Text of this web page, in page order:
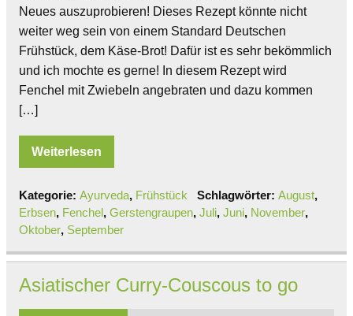
Neues auszuprobieren! Dieses Rezept könnte nicht
weiter weg sein von einem Standard Deutschen
Frühstück, dem Käse-Brot! Dafür ist es sehr bekömmlich
und ich mochte es gerne! In diesem Rezept wird
Fenchel mit Zwiebeln angebraten und dazu kommen
[…]
Weiterlesen
Kategorie: Ayurveda, Frühstück Schlagwörter: August,
Erbsen, Fenchel, Gerstengraupen, Juli, Juni, November,
Oktober, September
Asiatischer Curry-Couscous to go